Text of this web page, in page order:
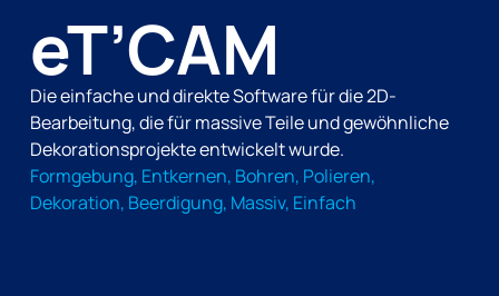
eT’CAM
Die einfache und direkte Software für die 2D-
Bearbeitung, die für massive Teile und gewöhnliche
Dekorationsprojekte entwickelt wurde.
Formgebung, Entkernen, Bohren, Polieren,
Dekoration, Beerdigung, Massiv, Einfach